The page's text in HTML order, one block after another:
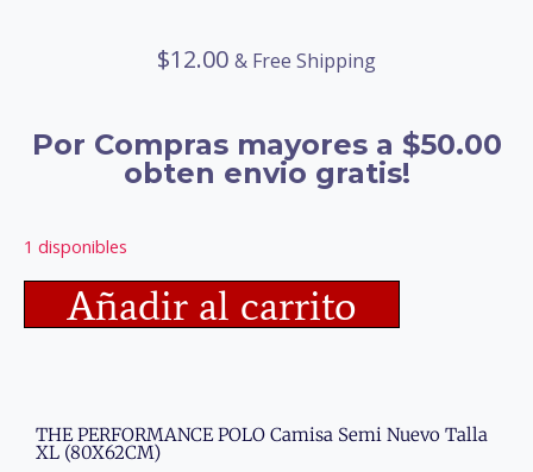
$12.00 & Free Shipping
Por Compras mayores a $50.00
obten envio gratis!
1 disponibles
Añadir al carrito
THE PERFORMANCE POLO Camisa Semi Nuevo Talla
XL (80X62CM)